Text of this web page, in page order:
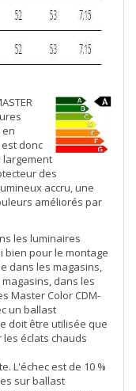
est donc
largement
des
accru, une
améliorés par
les luminaires
bien pour le montage
dans les magasins,
dans les
Master Color CDM-
un ballast
doit être utilisée que
éclats chauds
L'échec est de 10 %
sur ballast